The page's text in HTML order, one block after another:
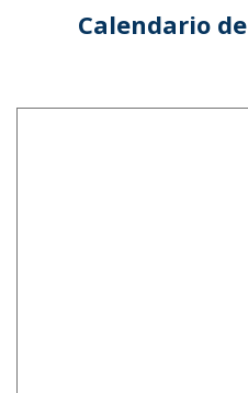
Calendario